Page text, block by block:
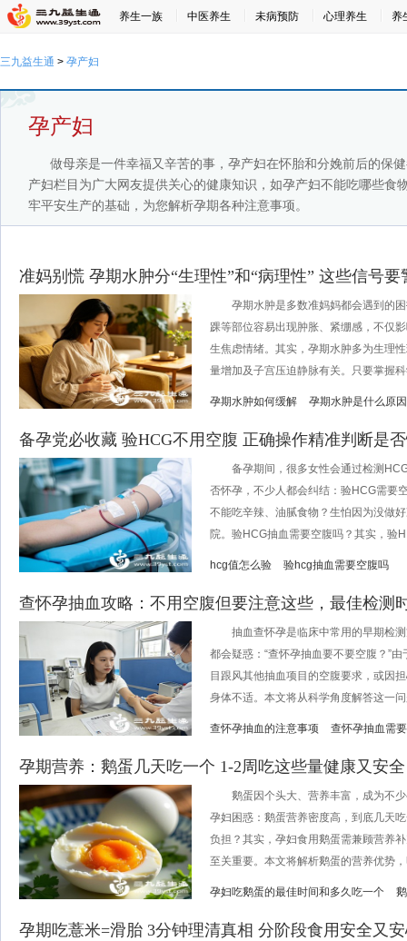
养生一族 中医养生 未病预防 心理养生 养
三九益生通 > 孕产妇
孕产妇
做母亲是一件幸福又辛苦的事，孕产妇在怀胎和分娩前后的保
产妇栏目为广大网友提供关心的健康知识，如孕产妇不能吃哪些食
牢平安生产的基础，为您解析孕期各种注意事项。
准妈别慌 孕期水肿分“生理性”和“病理性” 这些信号要
孕期水肿是多数准妈妈都会遇到的困
踝等部位容易出现肿胀、紧绷感，不仅
生焦虑情绪。其实，孕期水肿多为生理
量增加及子宫压迫静脉有关。只要掌握
孕期水肿如何缓解 孕期水肿是什么原
备孕党必收藏 验HCG不用空腹 正确操作精准判断是
备孕期间，很多女性会通过检测
否怀孕，不少人都会纠结：验HCG需要
不能吃辛辣、油腻食物？生怕因为没做
院。验HCG抽血需要空腹吗？其实，验
hcg值怎么验 验hcg抽血需要空腹吗
查怀孕抽血攻略：不用空腹但要注意这些，最佳检测
抽血查怀孕是临床中常用的早期检测
都会疑惑：“查怀孕抽血要不要空腹？”
目跟风其他抽血项目的空腹要求，或因
身体不适。本文将从科学角度解答这一
查怀孕抽血的注意事项 查怀孕抽血需
孕期营养：鹅蛋几天吃一个 1-2周吃这些量健康又安全
鹅蛋因个头大、营养丰富，成为不少
孕妇困惑：鹅蛋营养密度高，到底几天
负担？其实，孕妇食用鹅蛋需兼顾营养
至关重要。本文将解析鹅蛋的营养优势
孕妇吃鹅蛋的最佳时间和多久吃一个
孕期吃薏米=滑胎 3分钟理清真相 分阶段食用安全又